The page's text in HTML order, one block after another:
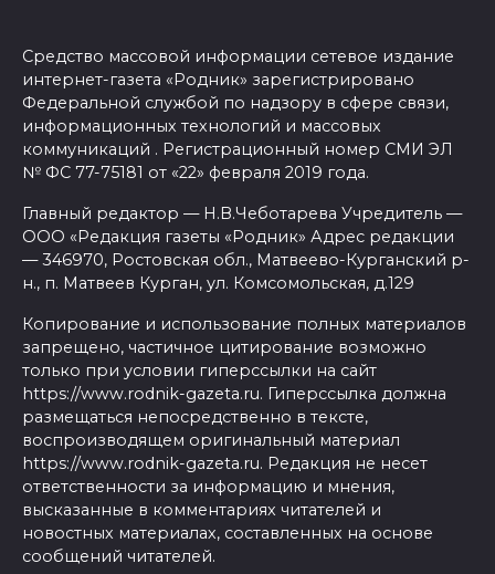
Средство массовой информации сетевое издание
интернет-газета «Родник» зарегистрировано
Федеральной службой по надзору в сфере связи,
информационных технологий и массовых
коммуникаций . Регистрационный номер СМИ ЭЛ
№ ФС 77-75181 от «22» февраля 2019 года.
Главный редактор — Н.В.Чеботарева Учредитель —
ООО «Редакция газеты «Родник» Адрес редакции
— 346970, Ростовская обл., Матвеево-Курганский р-
н., п. Матвеев Курган, ул. Комсомольская, д.129
Копирование и использование полных материалов
запрещено, частичное цитирование возможно
только при условии гиперссылки на сайт
https://www.rodnik-gazeta.ru. Гиперссылка должна
размещаться непосредственно в тексте,
воспроизводящем оригинальный материал
https://www.rodnik-gazeta.ru. Редакция не несет
ответственности за информацию и мнения,
высказанные в комментариях читателей и
новостных материалах, составленных на основе
сообщений читателей.